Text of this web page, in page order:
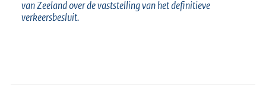
van Zeeland over de vaststelling van het definitieve
verkeersbesluit.